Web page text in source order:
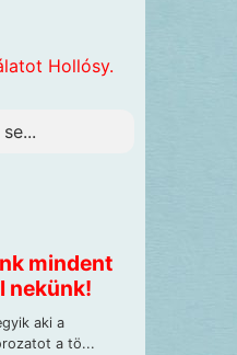
Hollósy.